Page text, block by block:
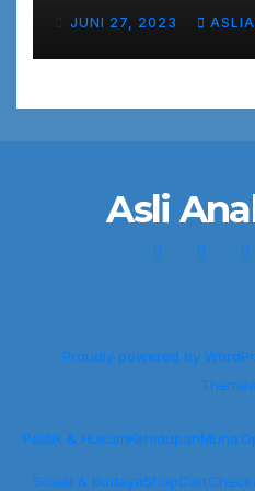
JUNI 27, 2023
Asli
Proudly powered by
Politik & HukumKehidupan
Sosial & BudayaShopCart